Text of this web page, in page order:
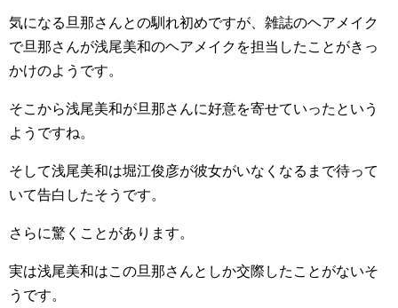
気になる旦那さんとの馴れ初めですが、雑誌のヘアメイク
で旦那さんが浅尾美和のヘアメイクを担当したことがきっ
かけのようです。
そこから浅尾美和が旦那さんに好意を寄せていったという
ようですね。
そして浅尾美和は堀江俊彦が彼女がいなくなるまで待って
いて告白したそうです。
さらに驚くことがあります。
実は浅尾美和はこの旦那さんとしか交際したことがないそ
うです。